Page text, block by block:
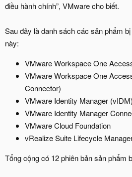
điều hành chính”, VMware cho biết.
Sau đây là danh sách các sản phẩm
này:
VMware Workspace One
VMware Workspace One
Connector)
VMware Identity Manager (vIDM)
VMware Identity Manager
VMware Cloud Foundation
vRealize Suite Lifecycle
Tổng cộng có 12 phiên bản sản phẩm